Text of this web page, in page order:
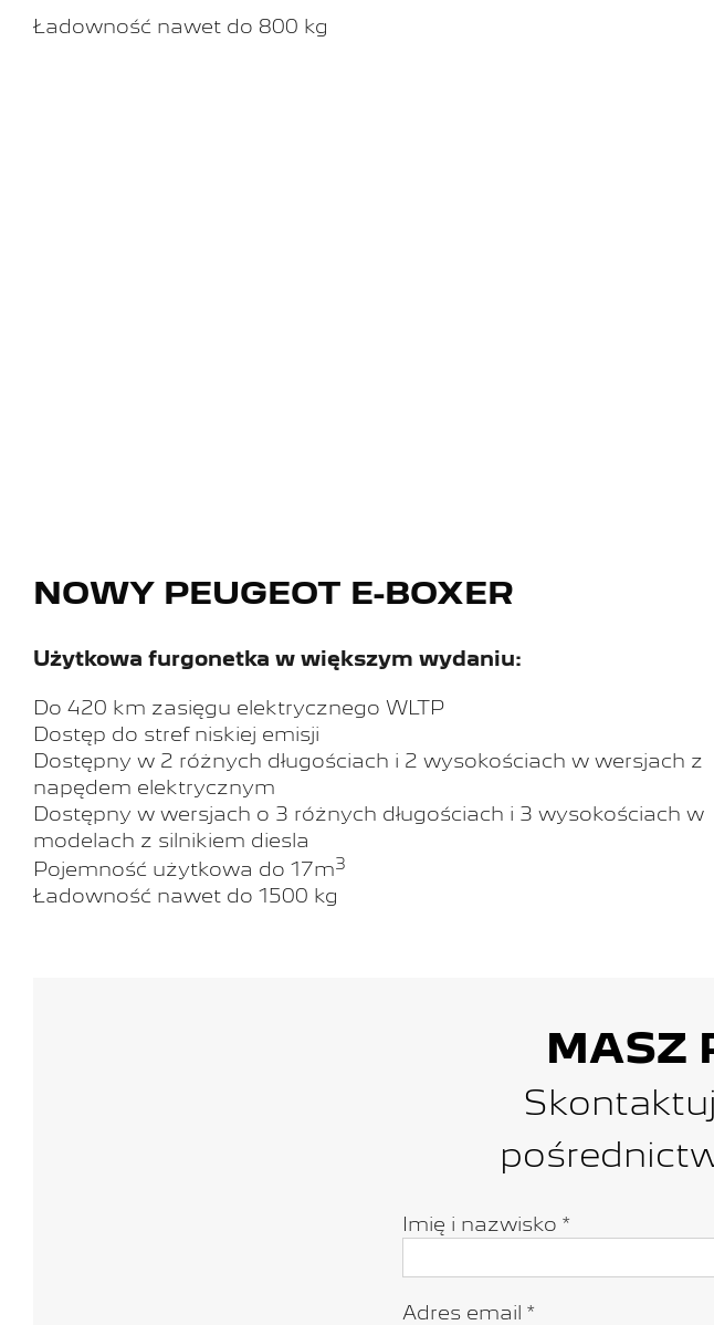
Ładowność nawet do 800 kg
NOWY PEUGEOT E-BOXER
Użytkowa furgonetka w większym wydaniu:
Do 420 km zasięgu elektrycznego WLTP
Dostęp do stref niskiej emisji
Dostępny w 2 różnych długościach i 2 wysokościach w wersjach z
napędem elektrycznym
Dostępny w wersjach o 3 różnych długościach i 3 wysokościach w
modelach z silnikiem diesla
Pojemność użytkowa do 17m3
Ładowność nawet do 1500 kg
MASZ
Imię i nazwisko *
Adres email *